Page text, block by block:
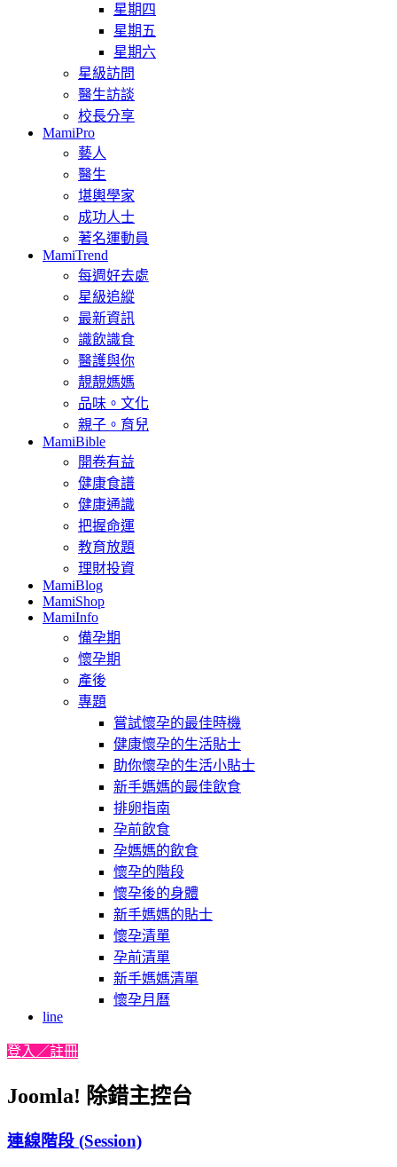
星期四
星期五
星期六
星級訪問
醫生訪談
校長分享
MamiPro
藝人
醫生
堪輿學家
成功人士
著名運動員
MamiTrend
每週好去處
星級追縱
最新資訊
識飲識食
醫護與你
靚靚媽媽
品味。文化
親子。育兒
MamiBible
開卷有益
健康食譜
健康通識
把握命運
教育放題
理財投資
MamiBlog
MamiShop
MamiInfo
備孕期
懷孕期
產後
專題
嘗試懷孕的最佳時機
健康懷孕的生活貼士
助你懷孕的生活小貼士
新手媽媽的最佳飲食
排卵指南
孕前飲食
孕媽媽的飲食
懷孕的階段
懷孕後的身體
新手媽媽的貼士
懷孕清單
孕前清單
新手媽媽清單
懷孕月曆
line
登入／註冊
Joomla! 除錯主控台
連線階段 (Session)